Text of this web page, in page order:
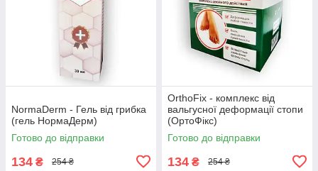
NormaDerm - Гель від грибка
(гель НормаДерм)
Готово до відправки
134 ₴ 254 ₴
OrthoFix - комплекс від
вальгусної деформації стопи
(ОртоФікс)
Готово до відправки
134 ₴ 254 ₴